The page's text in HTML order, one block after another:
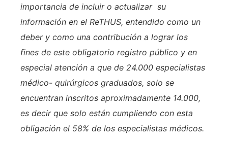
importancia de incluir o actualizar su
información en el ReTHUS, entendido como un
deber y como una contribución a lograr los
fines de este obligatorio registro público y en
especial atención a que de 24.000 especialistas
médico- quirúrgicos graduados, solo se
encuentran inscritos aproximadamente 14.000,
es decir que solo están cumpliendo con esta
obligación el 58% de los especialistas médicos.